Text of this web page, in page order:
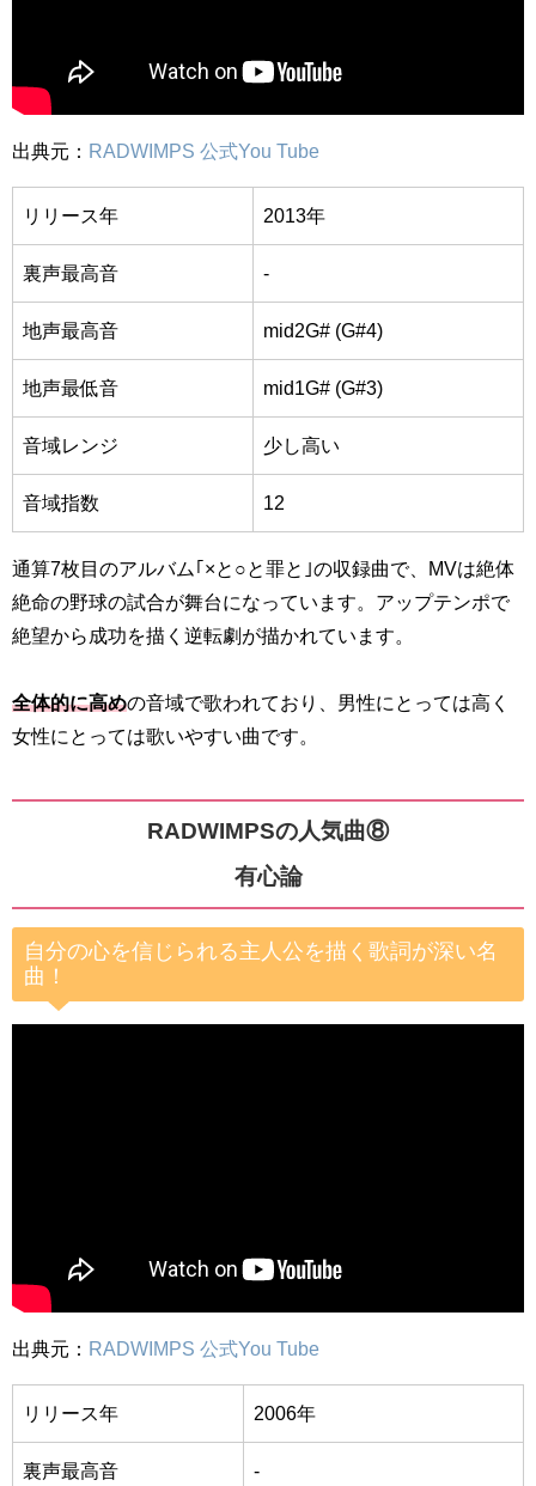
出典元： RADWIMPS 公式You Tube
リリース年 2013年
裏声最高音 -
地声最高音 mid2G# (G#4)
地声最低音 mid1G# (G#3)
音域レンジ 少し高い
音域指数 12
通算7枚目のアルバム｢×と○と罪と｣の収録曲で、MVは絶体
絶命の野球の試合が舞台になっています。アップテンポで
絶望から成功を描く逆転劇が描かれています。
全体的に高めの音域で歌われており、男性にとっては高く
女性にとっては歌いやすい曲です。
RADWIMPSの人気曲⑧
有心論
自分の心を信じられる主人公を描く歌詞が深い名
曲！
出典元： RADWIMPS 公式You Tube
リリース年 2006年
裏声最高音 -